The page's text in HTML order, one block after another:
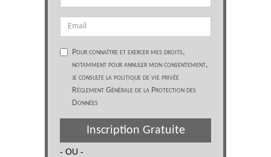
Pour connaître et exercer mes droits,
notamment pour annuler mon consentement,
je consulte la politique de vie privée
Réglement Générale de la Protection des
Données
Inscription Gratuite
- OU -